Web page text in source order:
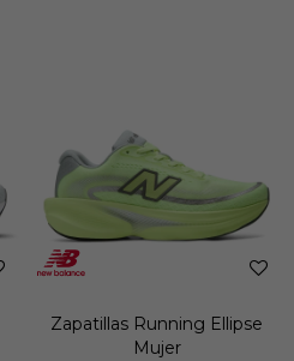
Zapatillas Running Ellipse
Mujer